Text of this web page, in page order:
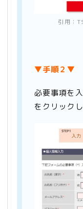
引用：
▼手順２▼
必要事項を
をクリックし